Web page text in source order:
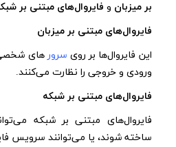
بر میزبان و فایروال‌های مبتنی بر
فایروال‌های مبتنی بر میزبان
این فایروال‌ها بر روی سرورهای
ورودی و خروجی را نظارت می‌کنند.
فایروال‌های مبتنی بر شبکه
فایروال‌های مبتنی بر شبکه
ساخته شوند، یا می‌توانند سرویس